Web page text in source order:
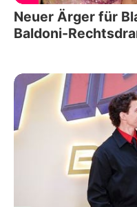
Neuer Ärger für
Baldoni-